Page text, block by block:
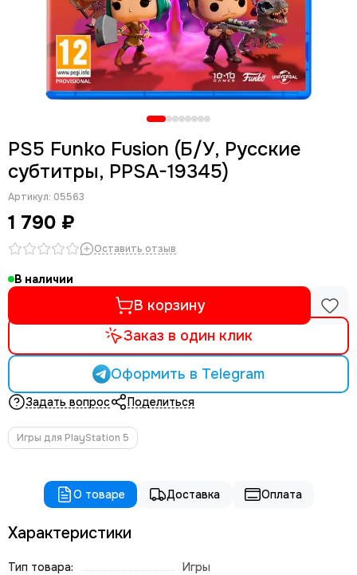
PS5 Funko Fusion (Б/У, Русские
субтитры, PPSA-19345)
Артикул: 05563
1 790 ₽
Оставить отзыв
В наличии
В корзину
Заказ в один клик
Оформить в Telegram
Задать вопрос Поделиться
Игры для PlayStation 5
О товаре Доставка Оплата
Характеристики
Тип товара:
Игры